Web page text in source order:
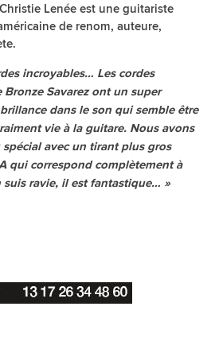
Christie Lenée est une guitariste
de renom, auteure,
incroyables… Les cordes
Savarez ont un super
dans le son qui semble être
vie à la guitare. Nous avons
avec un tirant plus gros
qui correspond complètement à
suis ravie, il est fantastique… »